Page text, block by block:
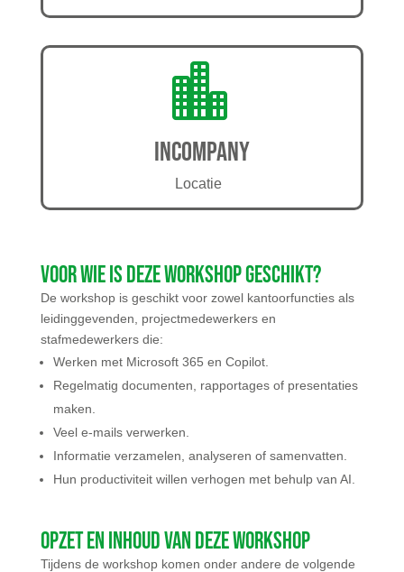

Incompany
Locatie
Voor wie is deze workshop geschikt?
De workshop is geschikt voor zowel kantoorfuncties als
leidinggevenden, projectmedewerkers en
stafmedewerkers die:
Werken met Microsoft 365 en Copilot.
Regelmatig documenten, rapportages of presentaties
maken.
Veel e-mails verwerken.
Informatie verzamelen, analyseren of samenvatten.
Hun productiviteit willen verhogen met behulp van AI.
Opzet en inhoud van deze workshop
Tijdens de workshop komen onder andere de volgende